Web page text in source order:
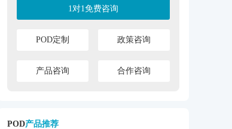
1对1免费咨询
POD定制 政策咨询
产品咨询 合作咨询
POD产品推荐